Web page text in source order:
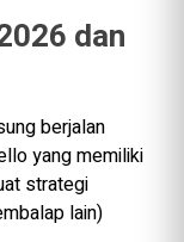
dan
berjalan
yang memiliki
strategi
lain)